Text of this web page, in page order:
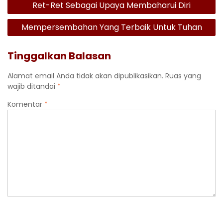
pos
Ret-Ret Sebagai Upaya Membaharui Diri
Mempersembahan Yang Terbaik Untuk Tuhan
Tinggalkan Balasan
Alamat email Anda tidak akan dipublikasikan. Ruas yang
wajib ditandai *
Komentar *